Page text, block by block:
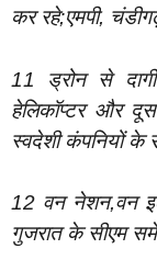
कर रहे;एमपी,
11 ड्रोन से
हेलिकॉप्टर और
स्वदेशी कंपनियों के
12 वन नेशन,वन
गुजरात के सीएम